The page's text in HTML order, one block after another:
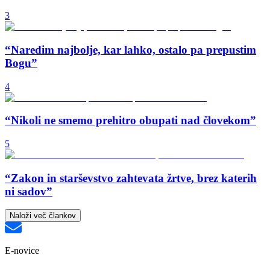
3
“Naredim najbolje, kar lahko, ostalo pa prepustim
Bogu”
4
“Nikoli ne smemo prehitro obupati nad človekom”
5
“Zakon in starševstvo zahtevata žrtve, brez katerih
ni sadov”
Naloži več člankov
E-novice